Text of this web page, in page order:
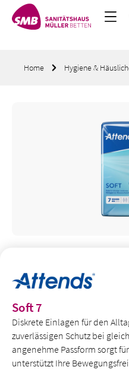
Zum Hauptinhalt springen
Home Hygiene &
Soft 7
Diskrete Einlagen für den
zuverlässigen Schutz bei
angenehme Passform sorgt
unterstützt Ihre